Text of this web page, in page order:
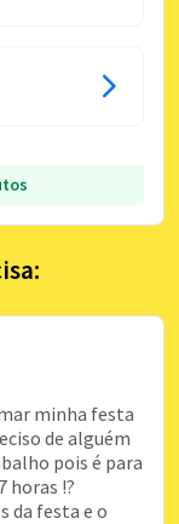
minha festa
de alguém
pois é para
horas !?
da festa e o